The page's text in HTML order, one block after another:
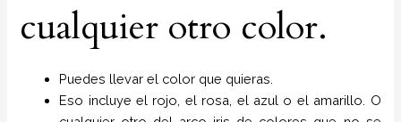
cualquier otro color.
Puedes llevar el color que quieras.
Eso incluye el rojo, el rosa, el azul o el amarillo. O